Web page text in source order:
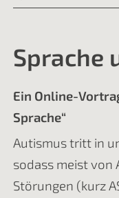
Sprache
Ein Online-
Sprache“
Autismus tritt in
sodass meist
Störungen (kurz